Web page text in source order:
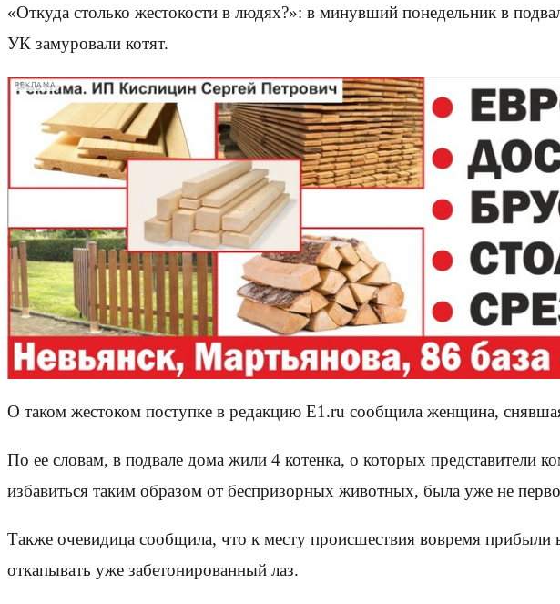
«Откуда столько жестокости в людях?»: в минувший понедельник в
УК замуровали котят.
РЕКЛАМА
О таком жестоком поступке в редакцию Е1.ru сообщила женщина,
По ее словам, в подвале дома жили 4 котенка, о которых представители
избавиться таким образом от беспризорных животных, была уже не
Также очевидица сообщила, что к месту происшествия вовремя
откапывать уже забетонированный лаз.